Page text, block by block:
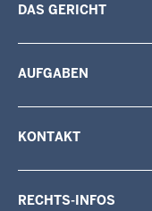
DAS GERICHT
AUFGABEN
KONTAKT
RECHTS-INFOS